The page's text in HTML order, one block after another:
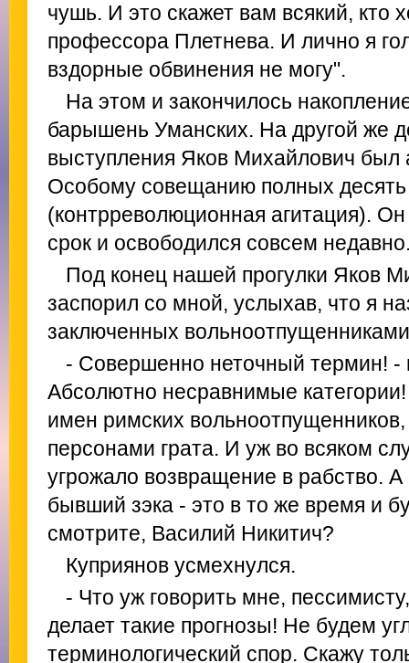
чушь. И это скажет вам всякий, кто
профессора Плетнева. И лично я
вздорные обвинения не могу".
На этом и закончилось
барышень Уманских. На другой же
выступления Яков Михайлович был
Особому совещанию полных десять
(контрреволюционная агитация).
срок и освободился совсем
Под конец нашей прогулки Яков
заспорил со мной, услыхав, что я
заключенных
- Совершенно неточный термин! -
Абсолютно несравнимые
имен римских
персонами грата. И уж во всяком
угрожало возвращение в рабство.
бывший зэка - это в то же время и
смотрите, Василий Никитич?
Куприянов усмехнулся.
- Что уж говорить мне,
делает такие прогнозы! Не будем
терминологический спор. Скажу